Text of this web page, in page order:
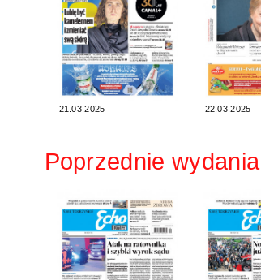
21.03.2025 22.03.2025
Poprzednie wydania